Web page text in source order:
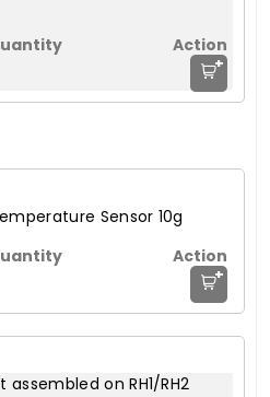
+
Sensor 10g
+
assembled on RH1/RH2